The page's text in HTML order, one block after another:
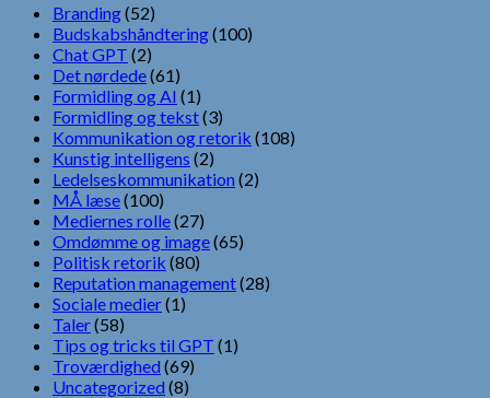
Branding(52)
Budskabshåndtering(100)
Chat GPT (2)
Det nørdede(61)
Formidling og AI (1)
Formidling og tekst(3)
Kommunikation og retorik (108)
Kunstig intelligens (2)
Ledelseskommunikation (2)
MÅ læse(100)
Mediernes rolle(27)
Omdømme og image(65)
Politisk retorik (80)
Reputation management(28)
Sociale medier(1)
Taler(58)
Tips og tricks til GPT (1)
Troværdighed (69)
Uncategorized (8)